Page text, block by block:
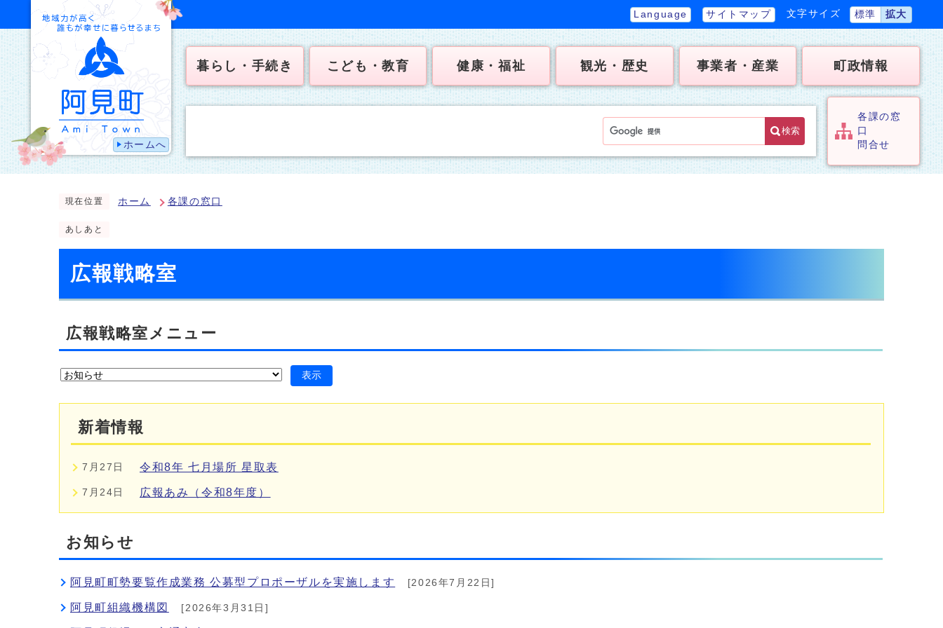
ホームへ
Language サイトマップ 文字サイズ 標準 拡大
暮らし・手続き こども・教育 健康・福祉 観光・歴史 事業者・産業 町政情報
検索
各課の窓
口
問合せ
現在位置 ホーム 各課の窓口
あしあと
広報戦略室
広報戦略室メニュー
表示
新着情報
7月27日 令和8年 七月場所 星取表
7月24日 広報あみ（令和8年度）
お知らせ
阿見町町勢要覧作成業務 公募型プロポーザルを実施します [2026年7月22日]
阿見町組織機構図 [2026年3月31日]